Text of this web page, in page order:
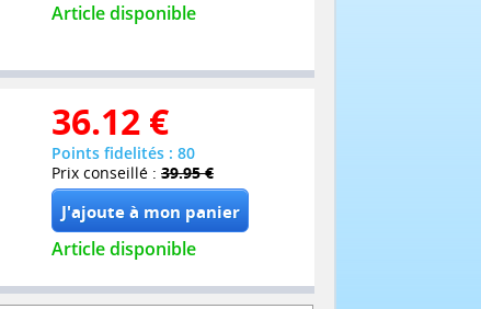
Article disponible
36.12 €
Points fidelités : 80
Prix conseillé : 39.95 €
Article disponible